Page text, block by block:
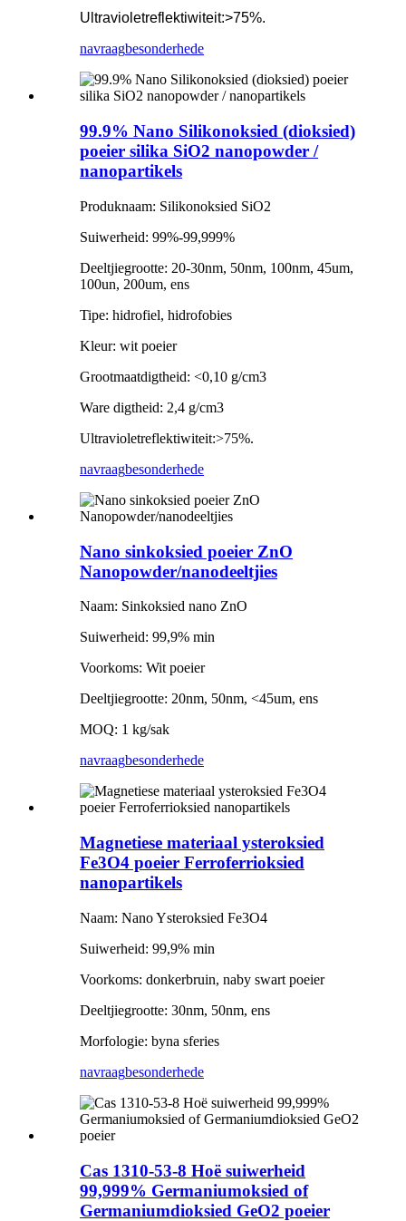
Ultravioletreflektiwiteit:>75%.
navraagbesonderhede
99.9% Nano Silikonoksied (dioksied)
poeier silika SiO2 nanopowder /
nanopartikels
Produknaam: Silikonoksied SiO2
Suiwerheid: 99%-99,999%
Deeltjiegrootte: 20-30nm, 50nm, 100nm, 45um,
100un, 200um, ens
Tipe: hidrofiel, hidrofobies
Kleur: wit poeier
Grootmaatdigtheid: <0,10 g/cm3
Ware digtheid: 2,4 g/cm3
Ultravioletreflektiwiteit:>75%.
navraagbesonderhede
Nano sinkoksied poeier ZnO
Nanopowder/nanodeeltjies
Naam: Sinkoksied nano ZnO
Suiwerheid: 99,9% min
Voorkoms: Wit poeier
Deeltjiegrootte: 20nm, 50nm, <45um, ens
MOQ: 1 kg/sak
navraagbesonderhede
Magnetiese materiaal ysteroksied
Fe3O4 poeier Ferroferrioksied
nanopartikels
Naam: Nano Ysteroksied Fe3O4
Suiwerheid: 99,9% min
Voorkoms: donkerbruin, naby swart poeier
Deeltjiegrootte: 30nm, 50nm, ens
Morfologie: byna sferies
navraagbesonderhede
Cas 1310-53-8 Hoë suiwerheid
99,999% Germaniumoksied of
Germaniumdioksied GeO2 poeier